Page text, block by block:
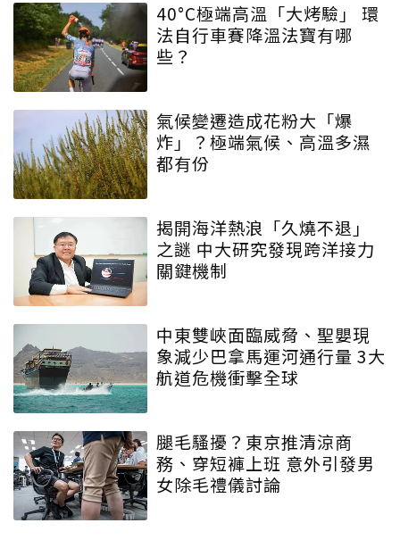
40°C極端高溫「大烤驗」 環
法自行車賽降溫法寶有哪
些？
氣候變遷造成花粉大「爆
炸」？極端氣候、高溫多濕
都有份
揭開海洋熱浪「久燒不退」
之謎 中大研究發現跨洋接力
關鍵機制
中東雙峽面臨威脅、聖嬰現
象減少巴拿馬運河通行量 3大
航道危機衝擊全球
腿毛騷擾？東京推清涼商
務、穿短褲上班 意外引發男
女除毛禮儀討論